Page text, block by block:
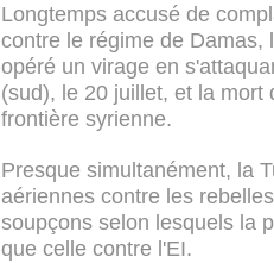
Longtemps accusé de
contre le régime de Damas,
opéré un virage en
(sud), le 20 juillet, et la mort
frontière syrienne.
Presque simultanément, la
aériennes contre les
soupçons selon lesquels la
que celle contre l'EI.